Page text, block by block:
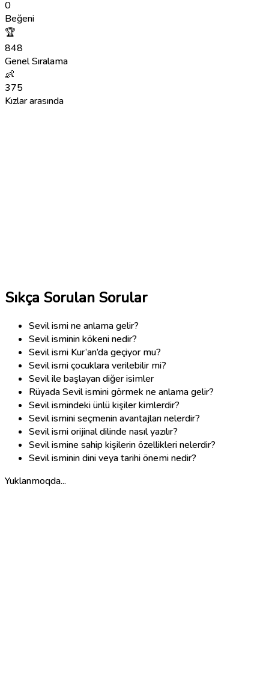
0
Beğeni
🏆
848
Genel Sıralama
👶
375
Kızlar arasında
Sıkça Sorulan Sorular
Sevil ismi ne anlama gelir?
Sevil isminin kökeni nedir?
Sevil ismi Kur’an’da geçiyor mu?
Sevil ismi çocuklara verilebilir mi?
Sevil ile başlayan diğer isimler
Rüyada Sevil ismini görmek ne anlama gelir?
Sevil ismindeki ünlü kişiler kimlerdir?
Sevil ismini seçmenin avantajları nelerdir?
Sevil ismi orijinal dilinde nasıl yazılır?
Sevil ismine sahip kişilerin özellikleri nelerdir?
Sevil isminin dini veya tarihi önemi nedir?
Yuklanmoqda...